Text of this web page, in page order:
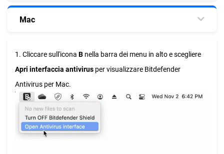
Mac
1. Cliccare sull'icona B nella barra dei menu in alto e scegliere
Apri interfaccia antivirus per visualizzare Bitdefender
Antivirus per Mac.